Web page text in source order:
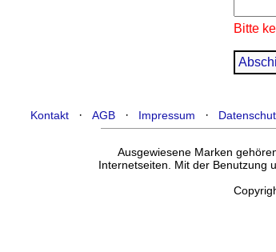
Bitte
Kontakt · AGB · Impressum ·
Ausgewiesene Marken
Internetseiten. Mit der Benutzung